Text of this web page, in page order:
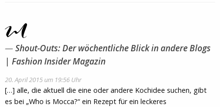
Shout-Outs: Der wöchentliche Blick in andere Blogs
| Fashion Insider Magazin
20. April 2015 um 19:56 Uhr
[…] alle, die aktuell die eine oder andere Kochidee suchen, gibt
es bei „Who is Mocca?“ ein Rezept für ein leckeres